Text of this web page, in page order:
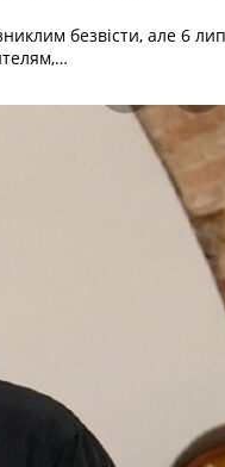
безвісти, але 6